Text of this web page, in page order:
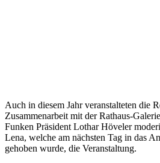
Auch in diesem Jahr veranstalteten die
Zusammenarbeit mit der Rathaus-
Funken Präsident Lothar Höveler
Lena, welche am nächsten Tag in das
gehoben wurde, die Veranstaltung.